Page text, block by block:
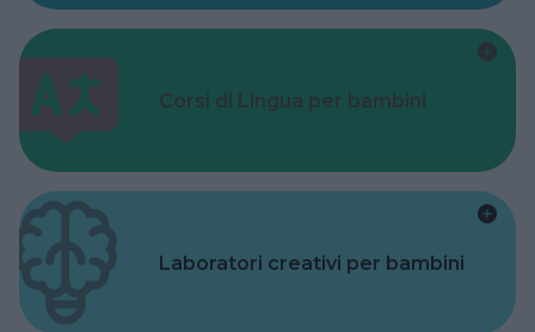
Corsi di Lingua per bambini
Laboratori creativi per bambini